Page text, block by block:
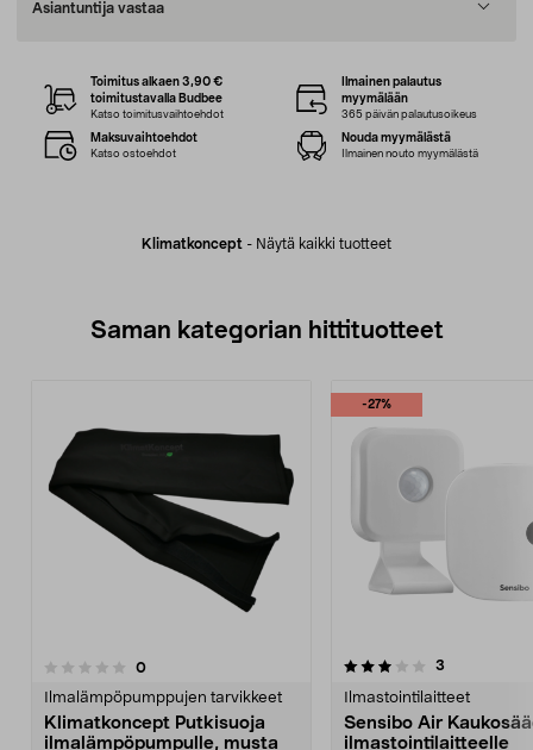
Asiantuntija vastaa
Klimatkoncept - Näytä kaikki tuotteet
Toimitus alkaen 3,90 €
toimitustavalla Budbee
Katso toimitusvaihtoehdot
Ilmainen palautus
myymälään
365 päivän palautusoikeus
Maksuvaihtoehdot
Katso ostoehdot
Nouda myymälästä
Ilmainen nouto myymälästä
Saman kategorian hittituotteet
0arvostelut
Ilmalämpöpumppujen tarvikkeet
Klimatkoncept Putkisuoja
ilmalämpöpumpulle, musta
-27%
3.5 viidestä
3
Ilmastointilaitteet
Sensibo Air
ilmastointilaitteelle
4.5 viidestä